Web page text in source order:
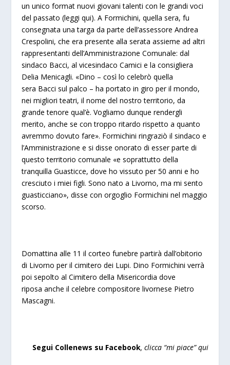
un unico format nuovi giovani talenti con le grandi voci
del passato (leggi qui). A Formichini, quella sera, fu
consegnata una targa da parte dell’assessore Andrea
Crespolini, che era presente alla serata assieme ad altri
rappresentanti dell’Amministrazione Comunale: dal
sindaco Bacci, al vicesindaco Camici e la consigliera
Delia Menicagli. «Dino – così lo celebrò quella
sera Bacci sul palco – ha portato in giro per il mondo,
nei migliori teatri, il nome del nostro territorio, da
grande tenore qual’è. Vogliamo dunque rendergli
merito, anche se con troppo ritardo rispetto a quanto
avremmo dovuto fare». Formichini ringraziò il sindaco e
l’Amministrazione e si disse onorato di esser parte di
questo territorio comunale «e soprattutto della
tranquilla Guasticce, dove ho vissuto per 50 anni e ho
cresciuto i miei figli. Sono nato a Livorno, ma mi sento
guasticciano», disse con orgoglio Formichini nel maggio
scorso.
Domattina alle 11 il corteo funebre partirà dall’obitorio
di Livorno per il cimitero dei Lupi. Dino Formichini verrà
poi sepolto al Cimitero della Misericordia dove
riposa anche il celebre compositore livornese Pietro
Mascagni.
Segui Collenews su Facebook, clicca “mi piace”qui